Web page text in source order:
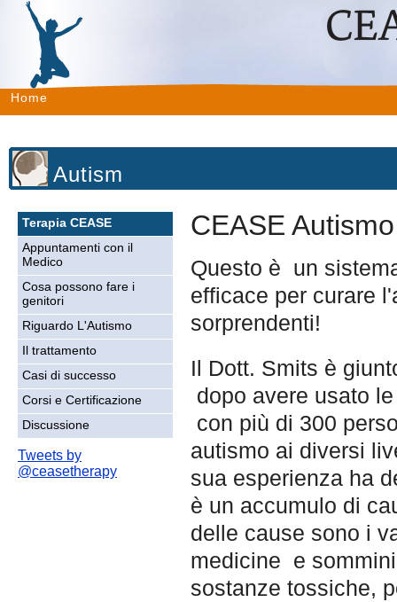
Home
Autism
Terapia CEASE
Appuntamenti con il
Medico
Cosa possono fare i
genitori
Riguardo L'Autismo
Il trattamento
Casi di successo
Corsi e Certificazione
Discussione
Tweets by
@ceasetherapy
CEASE Autismo
Questo è un
efficace per curare
sorprendenti!
Il Dott. Smits è
dopo avere usato
con più di 300
autismo ai diversi
sua esperienza ha
è un accumulo di
delle cause sono i
medicine e
sostanze tossiche,